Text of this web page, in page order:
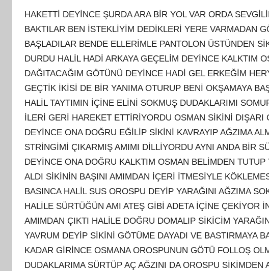
HAKETTİ DEYİNCE ŞURDA ARA BİR YOL VAR ORDA
BAKTILAR BEN İSTEKLİYİM DEDİKLERİ YERE VARMADAN
BAŞLADILAR BENDE ELLERİMLE PANTOLON ÜSTÜNDEN
DURDU HALİL HADİ ARKAYA GEÇELİM DEYİNCE KALKTIM
DAĞITACAĞIM GÖTÜNÜ DEYİNCE HADİ GEL ERKEĞİM
GEÇTİK İKİSİ DE BİR YANIMA OTURUP BENİ OKŞAMAYA
HALİL TAYTIMIN İÇİNE ELİNİ SOKMUŞ DUDAKLARIMI
İLERİ GERİ HAREKET ETTİRİYORDU OSMAN SİKİNİ DIŞARI
DEYİNCE ONA DOĞRU EĞİLİP SİKİNİ KAVRAYIP AĞZIMA
STRİNGİMİ ÇIKARMIŞ AMIMI DİLLİYORDU AYNI ANDA BİR
DEYİNCE ONA DOĞRU KALKTIM OSMAN BELİMDEN
ALDI SİKİNİN BAŞINI AMIMDAN İÇERİ İTMESİYLE
BASINCA HALİL SUS OROSPU DEYİP YARAĞINI AĞZIMA
HALİLE SÜRTÜĞÜN AMI ATEŞ GİBİ ADETA İÇİNE ÇEKİYOR
AMIMDAN ÇIKTI HALİLE DOĞRU DOMALIP SİKİCİM
YAVRUM DEYİP SİKİNİ GÖTÜME DAYADI VE BASTIRMAYA
KADAR GİRİNCE OSMANA OROSPUNUN GÖTÜ FOLLOŞ
DUDAKLARIMA SÜRTÜP AÇ AĞZINI DA OROSPU